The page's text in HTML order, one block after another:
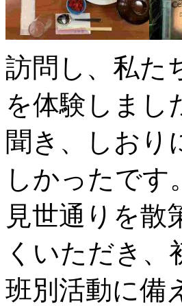
訪問し、私た
を体験しまし
聞き、しおり
しかったです
見世通りを散
くいただき
班別活動に備